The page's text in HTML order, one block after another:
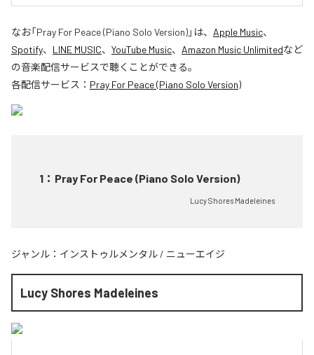
なお「Pray For Peace (Piano Solo Version)」は、 Apple Music、
Spotify、 LINE MUSIC、 YouTube Music、 Amazon Music Unlimitedなど
の音楽配信サービスで聴くことができる。
各配信サービス： Pray For Peace (Piano Solo Version)
1 ： Pray For Peace (Piano Solo Version)
Lucy Shores Madeleines
ジャンル： インストゥルメンタル / ニューエイジ
Lucy Shores Madeleines